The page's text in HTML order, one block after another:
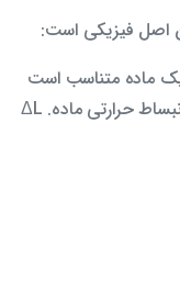
اصل فیزیکی است:
ماده متناسب است
با طول اولیه آن، تغییر دما و ضریب انبساط حرارتی ماده. ΔL